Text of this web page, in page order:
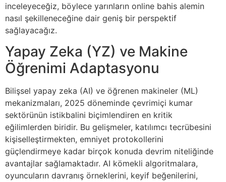
inceleyeceğiz, böylece yarınların online bahis alemin
nasıl şekilleneceğine dair geniş bir perspektif
sağlayacağız.
Yapay Zeka (YZ) ve Makine
Öğrenimi Adaptasyonu
Bilişsel yapay zeka (AI) ve öğrenen makineler (ML)
mekanizmaları, 2025 döneminde çevrimiçi kumar
sektörünün istikbalini biçimlendiren en kritik
eğilimlerden biridir. Bu gelişmeler, katılımcı tecrübesini
kişiselleştirmekten, emniyet protokollerini
güçlendirmeye kadar birçok konuda devrim niteliğinde
avantajlar sağlamaktadır. AI kömekli algoritmalara,
oyuncuların davranış örneklerini, keyif beğenilerini,